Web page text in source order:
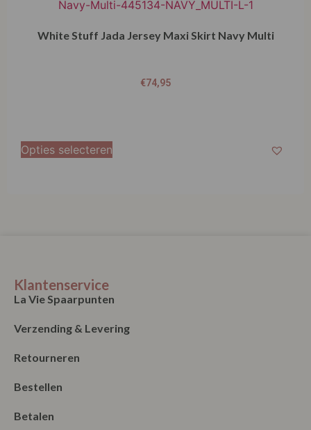
White Stuff Jada Jersey Maxi Skirt Navy Multi
€74,95
Opties selecteren
Klantenservice
La Vie Spaarpunten
Verzending & Levering
Retourneren
Bestellen
Betalen